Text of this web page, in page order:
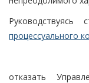
Руководствуясь
процессуального
отказать